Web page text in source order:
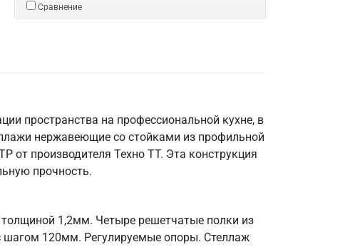
Сравнение
пространства на профессиональной кухне, в
нержавеющие со стойками из профильной
от производителя Техно ТТ. Эта конструкция
прочность.
1,2мм. Четыре решетчатые полки из
120мм. Регулируемые опоры. Стеллаж